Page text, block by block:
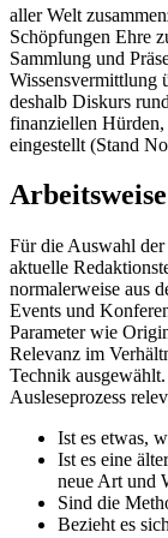
aller Welt
Schöpfungen Ehre
Sammlung und
Wissensvermittlung
deshalb Diskurs
finanziellen Hürden,
eingestellt (Stand
Für die Auswahl
aktuelle
normalerweise aus
Events und
Parameter wie
Relevanz im
Technik
Ausleseprozess
Ist es etwas,
Ist es eine
neue Art und
Sind die
Bezieht es